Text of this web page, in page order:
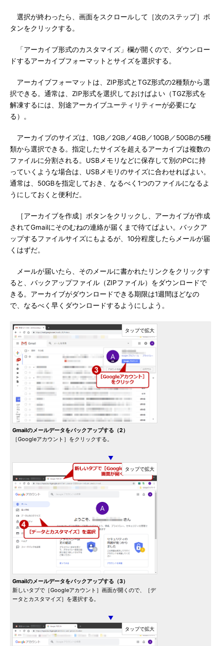
選択が終わったら、画面をスクロールして［次のステップ］ボ
タンをクリックする。
「アーカイブ形式のカスタマイズ」欄が開くので、ダウンロー
ドするアーカイブフォーマットとサイズを選択する。
アーカイブフォーマットは、ZIP形式とTGZ形式の2種類から選
択できる。通常は、ZIP形式を選択しておけばよい（TGZ形式を
解凍するには、別途アーカイブユーティリティーが必要にな
る）。
アーカイブのサイズは、1GB／2GB／4GB／10GB／50GBの5種
類から選択できる。指定したサイズを超えるアーカイブは複数の
ファイルに分割される。USBメモリなどに保存して別のPCに持
っていくような場合は、USBメモリのサイズに合わせればよい。
通常は、50GBを指定しておき、なるべく1つのファイルになるよ
うにしておくと便利だ。
［アーカイブを作成］ボタンをクリックし、アーカイブが作成
されてGmailにそのむねの連絡が届くまで待てばよい。バックア
ップするファイルサイズにもよるが、10分程度したらメールが届
くはずだ。
メールが届いたら、そのメールに書かれたリンクをクリックす
ると、バックアップファイル（ZIPファイル）をダウンロードで
きる。アーカイブがダウンロードできる期限は1週間ほどなの
で、なるべく早くダウンロードするようにしよう。
Gmailのメールデータをバックアップする（2）
［Googleアカウント］をクリックする。
▼
Gmailのメールデータをバックアップする（3）
新しいタブで［Googleアカウント］画面が開くので、［デ
ータとカスタマイズ］を選択する。
▼